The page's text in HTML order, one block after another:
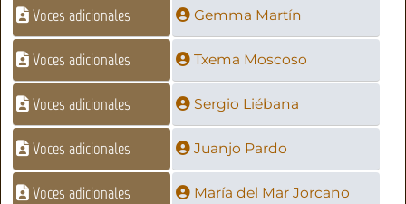
Voces adicionales Gemma Martín
Voces adicionales Txema Moscoso
Voces adicionales Sergio Liébana
Voces adicionales Juanjo Pardo
Voces adicionales María del Mar Jorcano